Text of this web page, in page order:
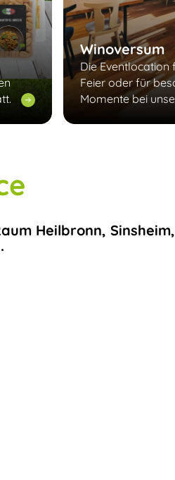
Winoversum
Die Eventlocation
Feier oder für besondere
Momente bei
Heilbronn, Sinsheim,